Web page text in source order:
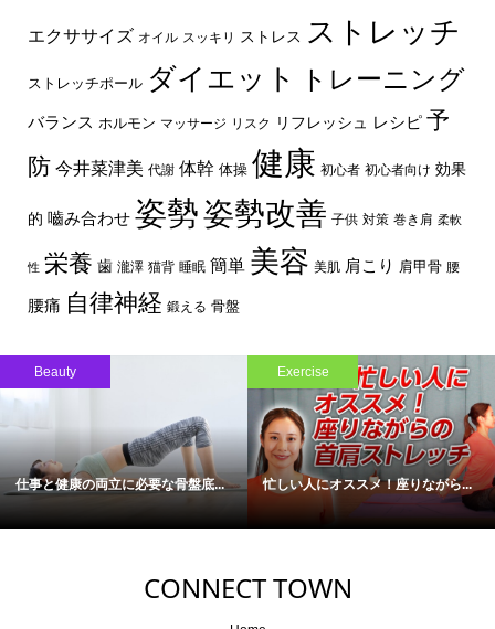
エクササイズ オイル スッキリ ストレス ストレッチ
ストレッチポール ダイエット トレーニング
バランス ホルモン マッサージ リスク リフレッシュ レシピ 予
防 今井菜津美 代謝 体幹 体操 健康 初心者 初心者向け 効果
的 嚙み合わせ 姿勢姿勢改善 子供 対策 巻き肩 柔軟
性 栄養 歯 瀧澤 猫背 睡眠 簡単 美容 美肌 肩こり 肩甲骨 腰
腰痛 自律神経 鍛える 骨盤
Beauty
仕事と健康の両立に必要な骨盤底...
Exercise
忙しい人にオススメ！座りながら...
CONNECT TOWN